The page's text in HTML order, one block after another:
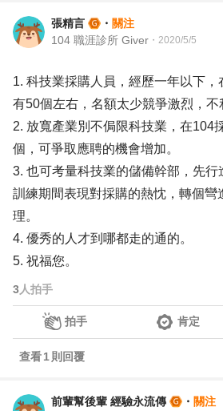
張精言 ・ 關注
104 職涯診所 Giver ・ 2020/5/5
1. 科技業採購人員，經歷一年以下
有50個左右，名額太少競爭激烈，不
2. 放寬產業別不侷限科技業，在104
個，可爭取應聘的機會增加。
3. 也可考量科技業的儲備幹部，先
訓練期間表現對採購的熱忱，轉個彎
理。
4. 優秀的人才到哪都走的通的。
5. 祝福您。
3人拍手
拍手 肯定
查看1 則回覆
前輩幫後輩 經驗永流傳 ・ 關注